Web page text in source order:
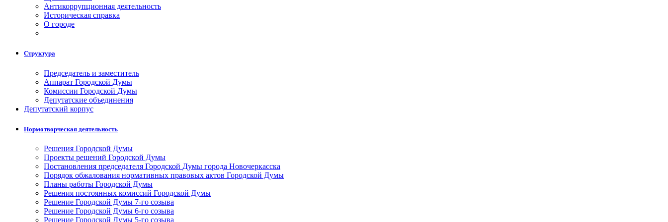
Антикоррупционная деятельность
Историческая справка
О городе
Структура
Председатель и заместитель
Аппарат Городской Думы
Комиссии Городской Думы
Депутатские объединения
Депутатский корпус
Нормотворческая деятельность
Решения Городской Думы
Проекты решений Городской Думы
Постановления председателя Городской Думы города Новочеркасска
Порядок обжалования нормативных правовых актов Городской Думы
Планы работы Городской Думы
Решения постоянных комиссий Городской Думы
Решение Городской Думы 7-го созыва
Решение Городской Думы 6-го созыва
Решение Городской Думы 5-го созыва